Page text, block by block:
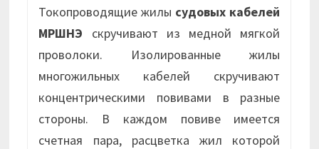
Токопроводящие жилы судовых кабелей
МРШНЭ скручивают из медной мягкой
проволоки. Изолированные жилы
многожильных кабелей скручивают
концентрическими повивами в разные
стороны. В каждом повиве имеется
счетная пара, расцветка жил которой